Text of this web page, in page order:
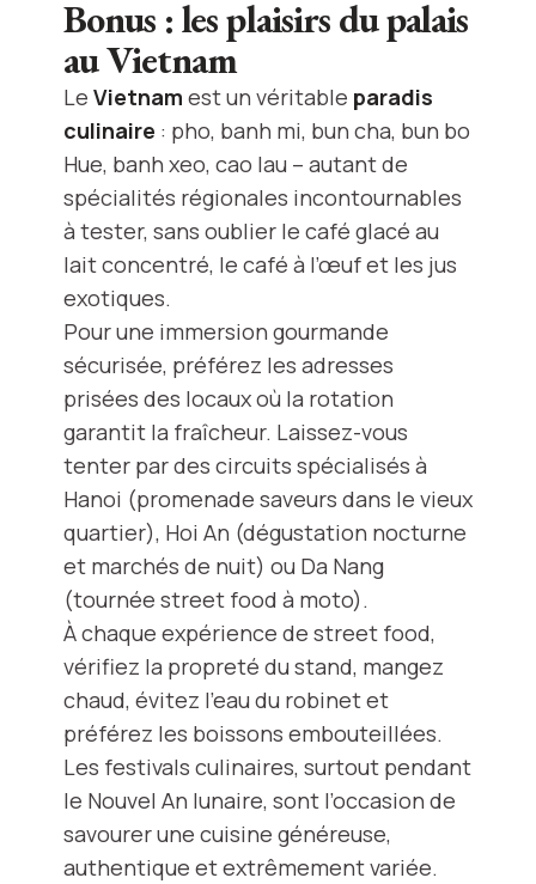
Bonus : les plaisirs du palais
au Vietnam
Le Vietnam est un véritable paradis
culinaire : pho, banh mi, bun cha, bun bo
Hue, banh xeo, cao lau – autant de
spécialités régionales incontournables
à tester, sans oublier le café glacé au
lait concentré, le café à l’œuf et les jus
exotiques.
Pour une immersion gourmande
sécurisée, préférez les adresses
prisées des locaux où la rotation
garantit la fraîcheur. Laissez-vous
tenter par des circuits spécialisés à
Hanoi (promenade saveurs dans le vieux
quartier), Hoi An (dégustation nocturne
et marchés de nuit) ou Da Nang
(tournée street food à moto).
À chaque expérience de street food,
vérifiez la propreté du stand, mangez
chaud, évitez l’eau du robinet et
préférez les boissons embouteillées.
Les festivals culinaires, surtout pendant
le Nouvel An lunaire, sont l’occasion de
savourer une cuisine généreuse,
authentique et extrêmement variée.